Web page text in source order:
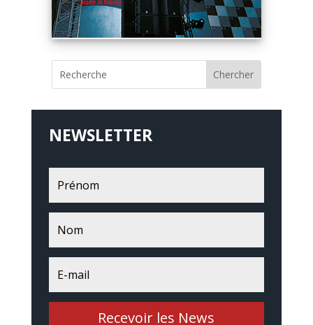
NEWSLETTER
Recevoir les News